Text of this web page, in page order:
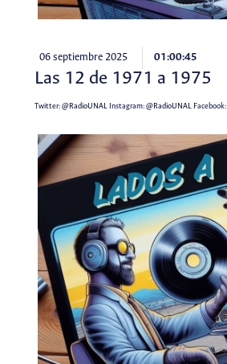
06 septiembre 2025 01:00:45
Las 12 de 1971 a 1975
Twitter:@RadioUNALInstagram:@RadioUNALFacebook: